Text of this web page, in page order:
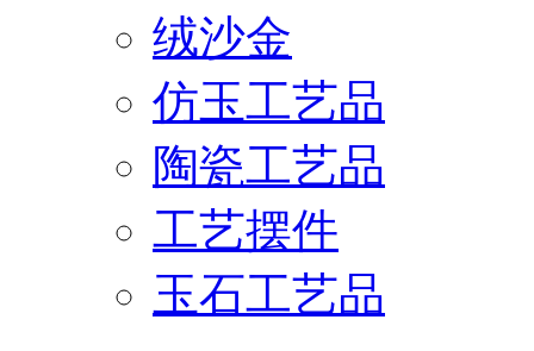
绒沙金
仿玉工艺品
陶瓷工艺品
工艺摆件
玉石工艺品